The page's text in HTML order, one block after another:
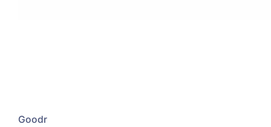
in
modal
Goodr